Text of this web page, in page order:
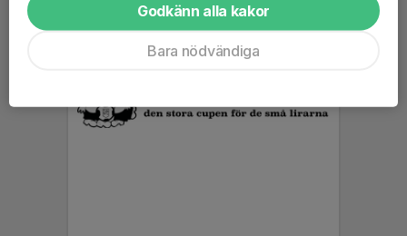
Godkänn alla kakor
Bara nödvändiga